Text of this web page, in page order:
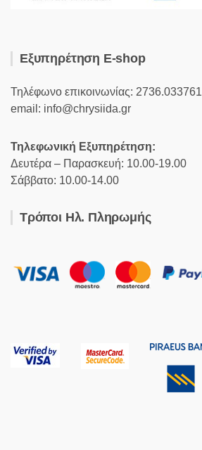
Εξυπηρέτηση E-shop
Τηλέφωνο επικοινωνίας: 2736.033761
email: info@chrysiida.gr
Τηλεφωνική Εξυπηρέτηση:
Δευτέρα – Παρασκευή: 10.00-19.00
Σάββατο: 10.00-14.00
Τρόποι Ηλ. Πληρωμής